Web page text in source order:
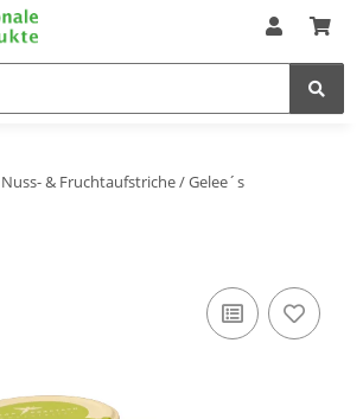
Nuss- & Fruchtaufstriche / Gelee´s